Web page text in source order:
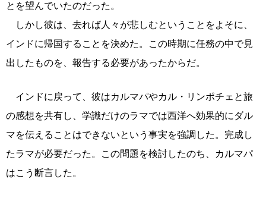
とを望んでいたのだった。
しかし彼は、去れば人々が悲しむということをよそに、
インドに帰国することを決めた。この時期に任務の中で見
出したものを、報告する必要があったからだ。
インドに戻って、彼はカルマパやカル・リンポチェと旅
の感想を共有し、学識だけのラマでは西洋へ効果的にダル
マを伝えることはできないという事実を強調した。完成し
たラマが必要だった。この問題を検討したのち、カルマパ
はこう断言した。